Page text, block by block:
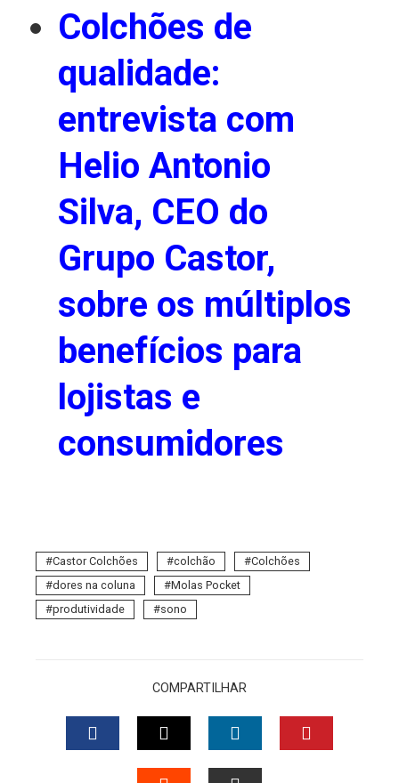
Colchões de
qualidade:
entrevista com
Helio Antonio
Silva, CEO do
Grupo Castor,
sobre os múltiplos
benefícios para
lojistas e
consumidores
Castor Colchões colchão
Colchões
dores na coluna
Molas Pocket
produtividade
sono
COMPARTILHAR